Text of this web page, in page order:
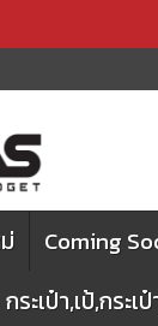
Coming
กระเป๋า,เป้,กระเ